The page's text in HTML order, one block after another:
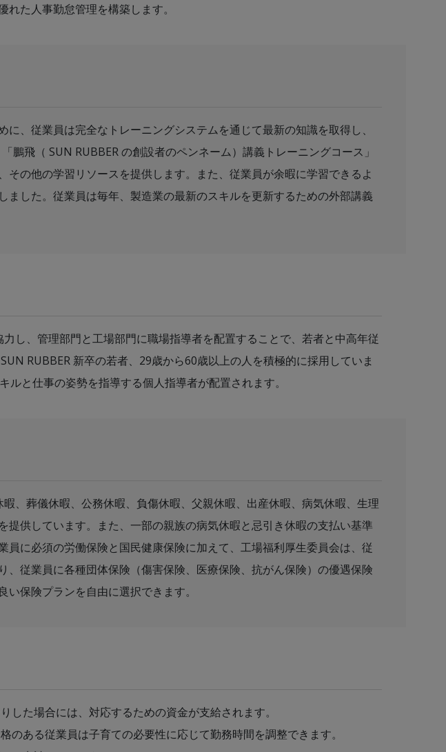
た人事勤怠管理を構築します。
、従業員は完全なトレーニングシステムを通じて最新の知識を取得し、
鵬飛（ SUN RUBBER の創設者のペンネーム）講義トレーニングコース」
その他の学習リソースを提供します。また、従業員が余暇に学習できるよ
ました。従業員は毎年、製造業の最新のスキルを更新するための外部講義
し、管理部門と工場部門に職場指導者を配置することで、若者と中高年従
RUBBER 新卒の若者、29歳から60歳以上の人を積極的に採用していま
と仕事の姿勢を指導する個人指導者が配置されます。
、葬儀休暇、公務休暇、負傷休暇、父親休暇、出産休暇、病気休暇、生理
提供しています。また、一部の親族の病気休暇と忌引き休暇の支払い基準
員に必須の労働保険と国民健康保険に加えて、工場福利厚生委員会は、従
、従業員に各種団体保険（傷害保険、医療保険、抗がん保険）の優遇保険
保険プランを自由に選択できます。
した場合には、対応するための資金が支給されます。
のある従業員は子育ての必要性に応じて勤務時間を調整できます。